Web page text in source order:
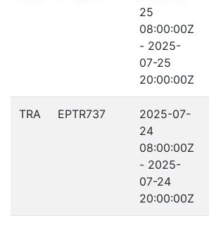
25
08:00:00Z
- 2025-
07-25
20:00:00Z
TRA EPTR737
2025-07-
24
08:00:00Z
- 2025-
07-24
20:00:00Z